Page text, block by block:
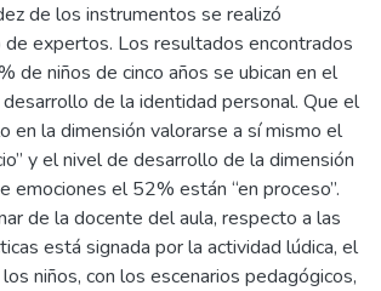
de los instrumentos se realizó
de expertos. Los resultados encontrados
de niños de cinco años se ubican en el
desarrollo de la identidad personal. Que el
en la dimensión valorarse a sí mismo el
y el nivel de desarrollo de la dimensión
emociones el 52% están “en proceso”.
de la docente del aula, respecto a las
está signada por la actividad lúdica, el
niños, con los escenarios pedagógicos,